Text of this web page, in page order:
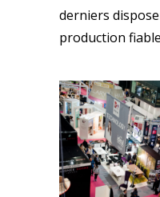
derniers
production